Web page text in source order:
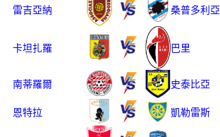
雷吉亞納 桑普多利亞
卡坦扎羅 巴里
南蒂羅爾 史泰比亞
恩特拉 凱勒雷斯